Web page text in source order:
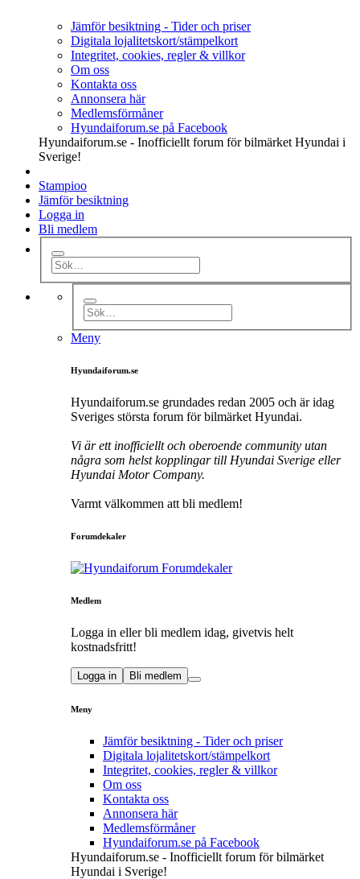
Jämför besiktning - Tider och priser
Digitala lojalitetskort/stämpelkort
Integritet, cookies, regler & villkor
Om oss
Kontakta oss
Annonsera här
Medlemsförmåner
Hyundaiforum.se på Facebook
Hyundaiforum.se - Inofficiellt forum för bilmärket Hyundai i
Sverige!
Stampioo
Jämför besiktning
Logga in
Bli medlem
Meny
Hyundaiforum.se
Hyundaiforum.se grundades redan 2005 och är idag
Sveriges största forum för bilmärket Hyundai.
Vi är ett inofficiellt och oberoende community utan
några som helst kopplingar till Hyundai Sverige eller
Hyundai Motor Company.
Varmt välkommen att bli medlem!
Forumdekaler
Medlem
Logga in eller bli medlem idag, givetvis helt
kostnadsfritt!
Logga in Bli medlem
Meny
Jämför besiktning - Tider och priser
Digitala lojalitetskort/stämpelkort
Integritet, cookies, regler & villkor
Om oss
Kontakta oss
Annonsera här
Medlemsförmåner
Hyundaiforum.se på Facebook
Hyundaiforum.se - Inofficiellt forum för bilmärket
Hyundai i Sverige!